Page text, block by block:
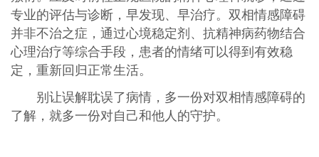
专业的评估与诊断，早发现、早治疗。双相情感障碍
并非不治之症，通过心境稳定剂、抗精神病药物结合
心理治疗等综合手段，患者的情绪可以得到有效稳
定，重新回归正常生活。
别让误解耽误了病情，多一份对双相情感障碍的
了解，就多一份对自己和他人的守护。